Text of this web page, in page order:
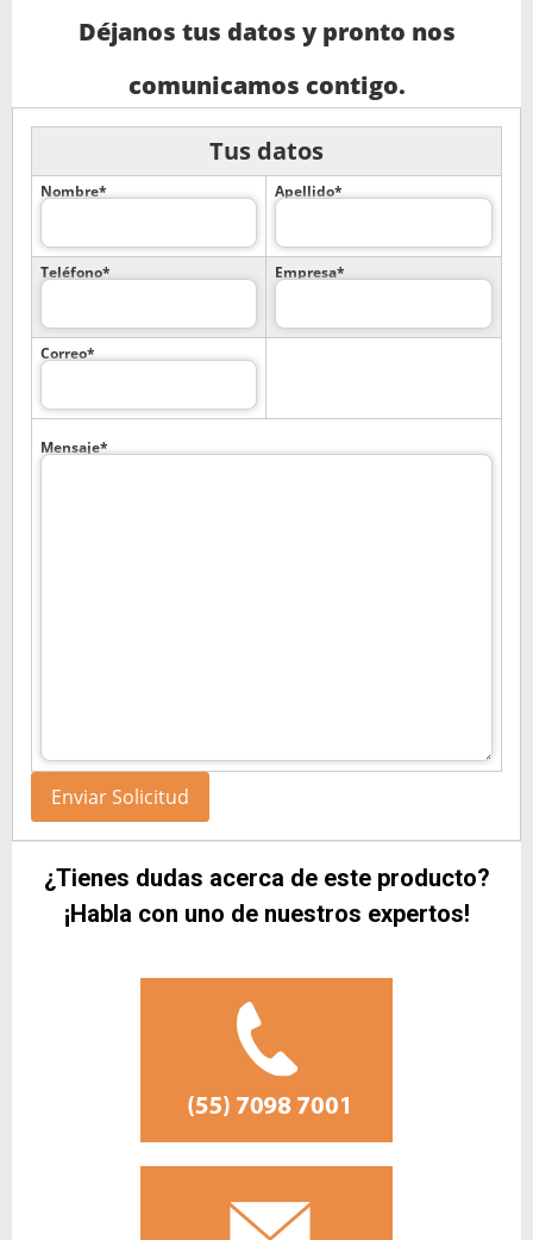
Déjanos tus datos y pronto nos
comunicamos contigo.
Tus datos
Nombre* Apellido*
Teléfono* Empresa*
Correo*
Mensaje*
¿Tienes dudas acerca de este producto?
¡Habla con uno de nuestros expertos!